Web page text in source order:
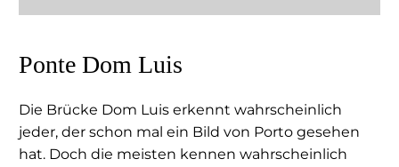
Ponte Dom Luis
Die Brücke Dom Luis erkennt wahrscheinlich
jeder, der schon mal ein Bild von Porto gesehen
hat. Doch die meisten kennen wahrscheinlich